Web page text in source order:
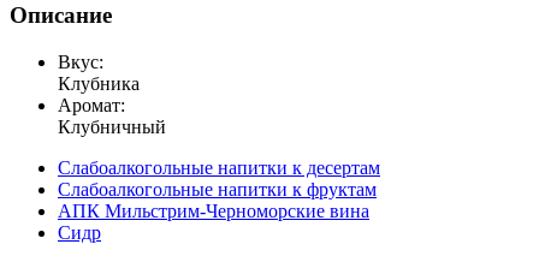
Описание
Вкус:
Клубника
Аромат:
Клубничный
Слабоалкогольные напитки к десертам
Слабоалкогольные напитки к фруктам
АПК Мильстрим-Черноморские вина
Сидр